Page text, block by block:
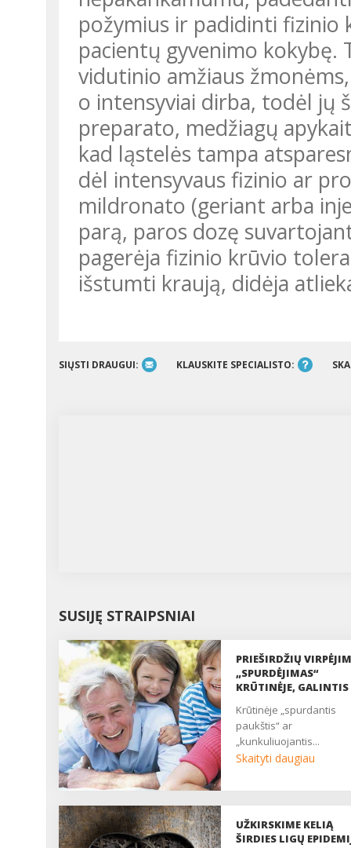
požymius ir padidinti
pacientų gyvenimo
vidutinio amžiaus
o intensyviai dirba, todėl jų
preparato, medžiagų
kad ląstelės tampa
dėl intensyvaus fizinio ar
mildronato (geriant arba
parą, paros dozę
pagerėja fizinio krūvio
išstumti kraują, didėja
SIŲSTI DRAUGUI: KLAUSKITE SPECIALISTO:
SUSIJĘ STRAIPSNIAI
PRIEŠIRDŽIŲ
„SPURDĖJIMAS“
KRŪTINĖJE, GALINTIS
PASEKMES
krūtinėje „spurdantis
paukštis“ ar
„kunkuliuojantis...
Skaityti daugiau
UŽKIRSKIME KELIĄ
ŠIRDIES LIGŲ